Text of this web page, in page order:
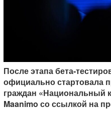
После этапа бета-
официально стартовала
граждан «Национальный
Maanimo со ссылкой на